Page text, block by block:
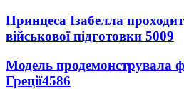
Принцеса Ізабелла
військової підготовки 5009
Модель продемонструвала
Греції4586